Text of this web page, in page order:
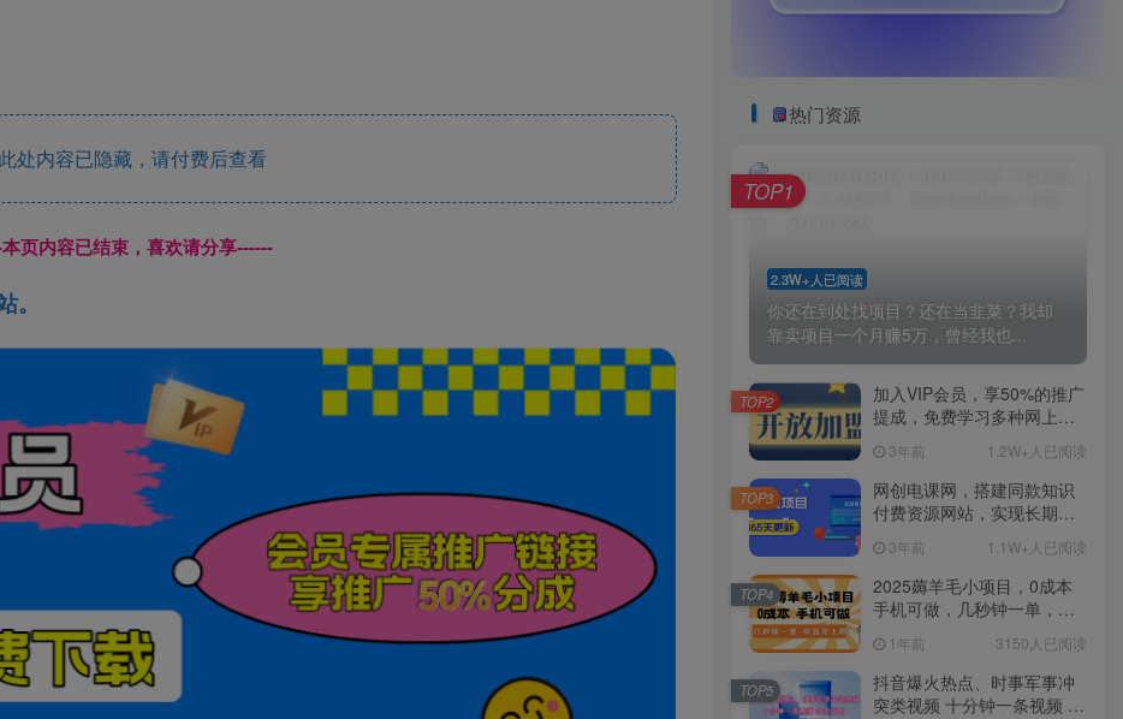
此处内容已隐藏，请付费后查看
页内容已结束，喜欢请分享------
热门资源
2.3W+人已阅读
你还在到处找项目？还在当韭菜？我却
靠卖项目一个月赚5万，曾经我也...
TOP1
加入VIP会员，享50%的推广
提成，免费学习多种网上创
3年前 1.2W+人已阅读
TOP2
网创电课网，搭建同款知识
付费资源网站，实现长期稳
3年前 1.1W+人已阅读
TOP3
2025薅羊毛小项目，0成本
手机可做，几秒钟一单，收
1年前 3150人已阅读
TOP4
抖音爆火热点、时事军事冲
突类视频 十分钟一条视频 条
TOP5